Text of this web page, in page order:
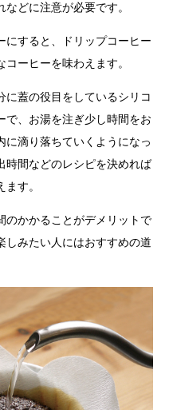
どに注意が必要です。
にすると、ドリップコーヒー
ーヒーを味わえます。
に蓋の役目をしているシリコ
で、お湯を注ぎ少し時間をお
に滴り落ちていくようになっ
時間などのレシピを決めれば
す。
のかかることがデメリットで
しみたい人にはおすすめの道